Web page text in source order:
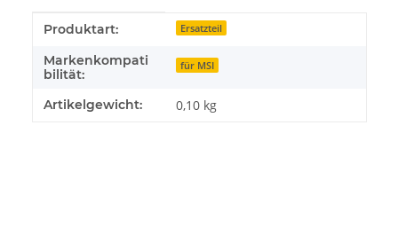
Produkteigenschaft
Wert
Produktart: Ersatzteil
Markenkompati
bilität:
für MSI
Artikelgewicht: 0,10 kg